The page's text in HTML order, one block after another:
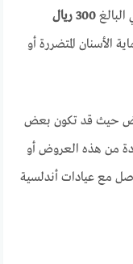
البالغ300 ريال
الأسنان المتضررة أو
حيث قد تكون بعض
من هذه العروض أو
مع عيادات أندلسية